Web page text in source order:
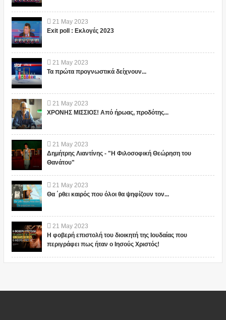
21 May 2023
Exit poll : Εκλογές 2023
21 May 2023
Τα πρώτα προγνωστικά δείχνουν...
21 May 2023
ΧΡΟΝΗΣ ΜΙΣΣΙΟΣ! Από ήρωας, προδότης...
21 May 2023
Δημήτρης Λιαντίνης - "Η Φιλοσοφική Θεώρηση του
Θανάτου"
21 May 2023
Θα ΄ρθει καιρός που όλοι θα ψηφίζουν τον...
21 May 2023
Η φοβερή επιστολή του διοικητή της Ιουδαίας που
περιγράφει πως ήταν ο Ιησούς Χριστός!